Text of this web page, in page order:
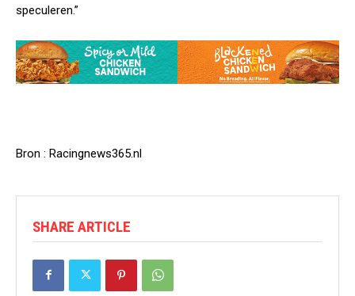
speculeren.”
Bron : Racingnews365.nl
SHARE ARTICLE